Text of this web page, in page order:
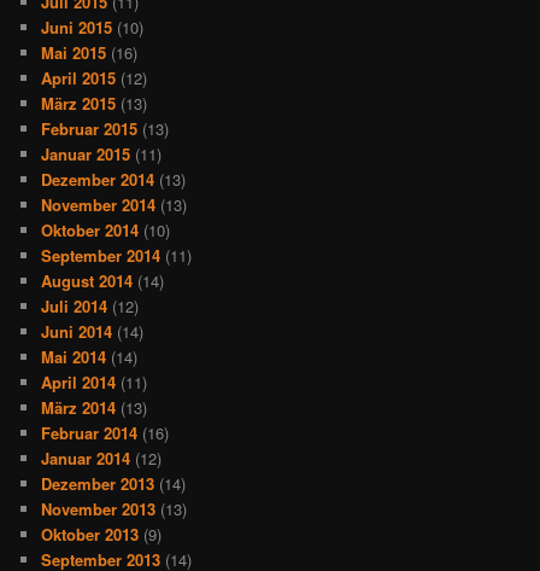
Juni 2015 (10)
Mai 2015 (16)
April 2015 (12)
März 2015 (13)
Februar 2015 (13)
Januar 2015 (11)
Dezember 2014 (13)
November 2014 (13)
Oktober 2014 (10)
September 2014 (11)
August 2014 (14)
Juli 2014 (12)
Juni 2014 (14)
Mai 2014 (14)
April 2014 (11)
März 2014 (13)
Februar 2014 (16)
Januar 2014 (12)
Dezember 2013 (14)
November 2013 (13)
Oktober 2013 (9)
September 2013 (14)